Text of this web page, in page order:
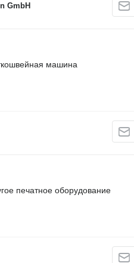
GmbH
машина
печатное оборудование